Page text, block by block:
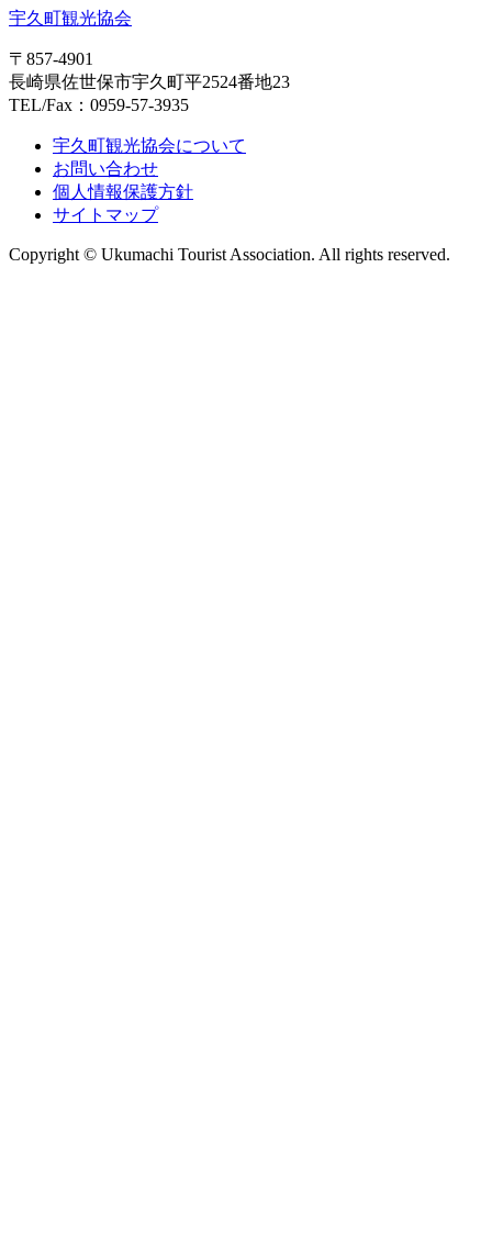
宇久町観光協会
〒857-4901
長崎県佐世保市宇久町平2524番地23
TEL/Fax：0959-57-3935
宇久町観光協会について
お問い合わせ
個人情報保護方針
サイトマップ
Copyright © Ukumachi Tourist Association. All rights reserved.